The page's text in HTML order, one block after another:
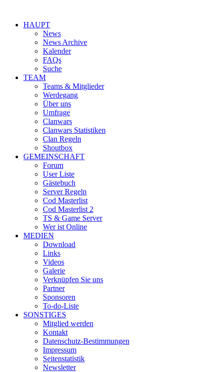
HAUPT
News
News Archive
Kalender
FAQs
Suche
TEAM
Teams & Mitglieder
Werdegang
Über uns
Umfrage
Clanwars
Clanwars Statistiken
Clan Regeln
Shoutbox
GEMEINSCHAFT
Forum
User Liste
Gästebuch
Server Regeln
Cod Masterlist
Cod Masterlist 2
TS & Game Server
Wer ist Online
MEDIEN
Download
Links
Videos
Galerie
Verknüpfen Sie uns
Partner
Sponsoren
To-do-Liste
SONSTIGES
Mitglied werden
Kontakt
Datenschutz-Bestimmungen
Impressum
Seitenstatistik
Newsletter